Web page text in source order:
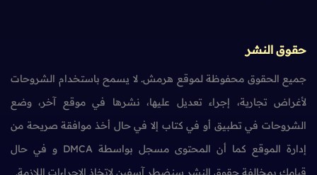
حقوق النشر
جميع الحقوق محفوظة لموقع هرمش. لا يسمح باستخدام الشروحات
لأغراض تجارية، إجراء تعديل عليها، نشرها في موقع آخر، وضع
الشروحات في تطبيق أو في كتاب إلا في حال أخذ موافقة صريحة من
إدارة الموقع كما أن المحتوى مسجل بواسطة DMCA و في حال
قيامك بمخالفة حقوق النشر سنضطر آسفين لاتخاذ الإجراءات اللازمة.